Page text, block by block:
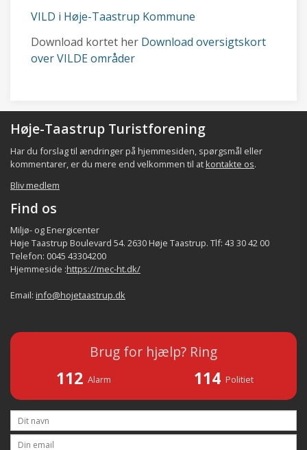
VILD i Høje-Taastrup Kommune
Download kortet her Download oversigtskort
over VILDE områder
Høje-Taastrup Turistforening
Har du forslag til ændringer på hjemmesiden, spørgsmål eller
kommentarer, er du mere end velkommen til at kontakte os.
Bliv medlem
Find os
Miljø- og Energicenter
Høje Taastrup Boulevard 54. 2630 Høje Taastrup. Tlf: 43 30 42 00
Telefon: 0045 43304200
Hjemmeside :https://mec-ht.dk/
Email: info@hojetaastrup.dk
Brug for hjælp? Ring
112 Alarm 114 Politiet